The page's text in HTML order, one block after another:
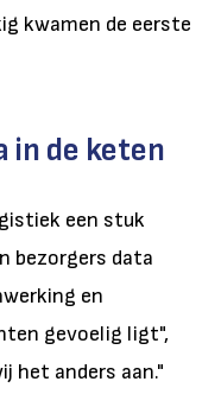
kwamen de eerste
in de keten
een stuk
bezorgers data
en
gevoelig ligt",
het anders aan."